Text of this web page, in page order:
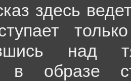
над
в образе